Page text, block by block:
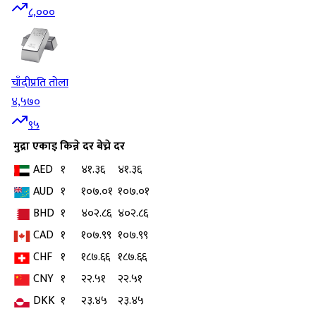
८,०००
चाँदीप्रति तोला
४,५७०
९५
मुद्राएकाइकिन्ने दरबेच्ने दर
AED १ ४१.३६
४१.३६
AUD १ १०७.०१ १०७.०१
BHD १ ४०२.८६ ४०२.८६
CAD १ १०७.९९ १०७.९९
CHF १ १८७.६६ १८७.६६
CNY १ २२.५१
२२.५१
DKK १ २३.४५ २३.४५